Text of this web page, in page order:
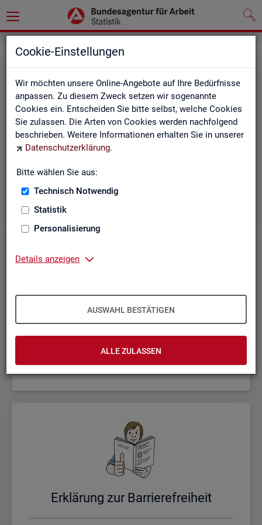
Cookie-Einstellungen
Wir möchten unsere Online-Angebote auf Ihre Bedürfnisse
anpassen. Zu diesem Zweck setzen wir sogenannte
Cookies ein. Entscheiden Sie bitte selbst, welche Cookies
Sie zulassen. Die Arten von Cookies werden nachfolgend
beschrieben. Weitere Informationen erhalten Sie in unserer
Datenschutzerklärung.
Bitte wählen Sie aus:
Technisch Notwendig
Statistik
Personalisierung
Details anzeigen
AUSWAHL BESTÄTIGEN
ALLE ZULASSEN
Er­klä­rung zur Bar­rie­re­frei­heit